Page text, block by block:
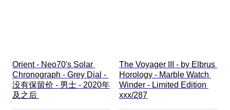
Orient - Neo70's Solar
Chronograph - Grey Dial -
没有保留价 - 男士 - 2020年
及之后
The Voyager III - by Elbrus
Horology - Marble Watch
Winder - Limited Edition
xxx/287